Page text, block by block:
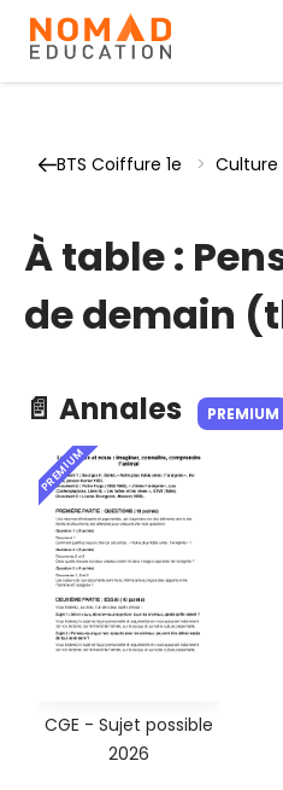
BTS Coiffure 1e > Culture
À table :
de demain
📄 Annales PREMIUM
PREMIUM
CGE - Sujet possible
2026